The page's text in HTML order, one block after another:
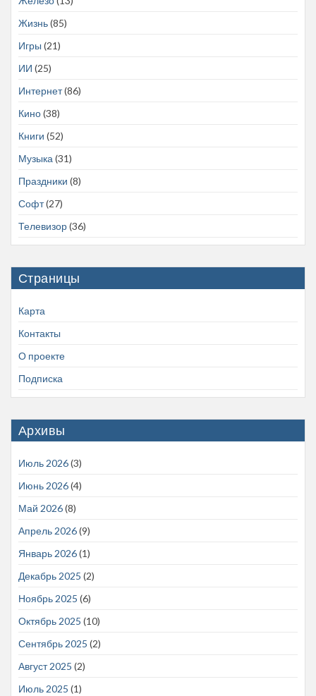
Жизнь(85)
Игры (21)
ИИ (25)
Интернет(86)
Кино(38)
Книги (52)
Музыка(31)
Праздники (8)
Софт(27)
Телевизор(36)
Страницы
Карта
Контакты
О проекте
Подписка
Архивы
Июль 2026(3)
Июнь 2026(4)
Май 2026(8)
Апрель 2026(9)
Январь 2026(1)
Декабрь 2025 (2)
Ноябрь 2025 (6)
Октябрь 2025 (10)
Сентябрь 2025 (2)
Август 2025 (2)
Июль 2025 (1)